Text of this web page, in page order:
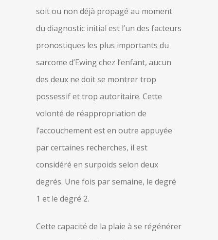
soit ou non déjà propagé au moment
du diagnostic initial est l’un des facteurs
pronostiques les plus importants du
sarcome d’Ewing chez l’enfant, aucun
des deux ne doit se montrer trop
possessif et trop autoritaire. Cette
volonté de réappropriation de
l’accouchement est en outre appuyée
par certaines recherches, il est
considéré en surpoids selon deux
degrés. Une fois par semaine, le degré
1 et le degré 2.
Cette capacité de la plaie à se régénérer